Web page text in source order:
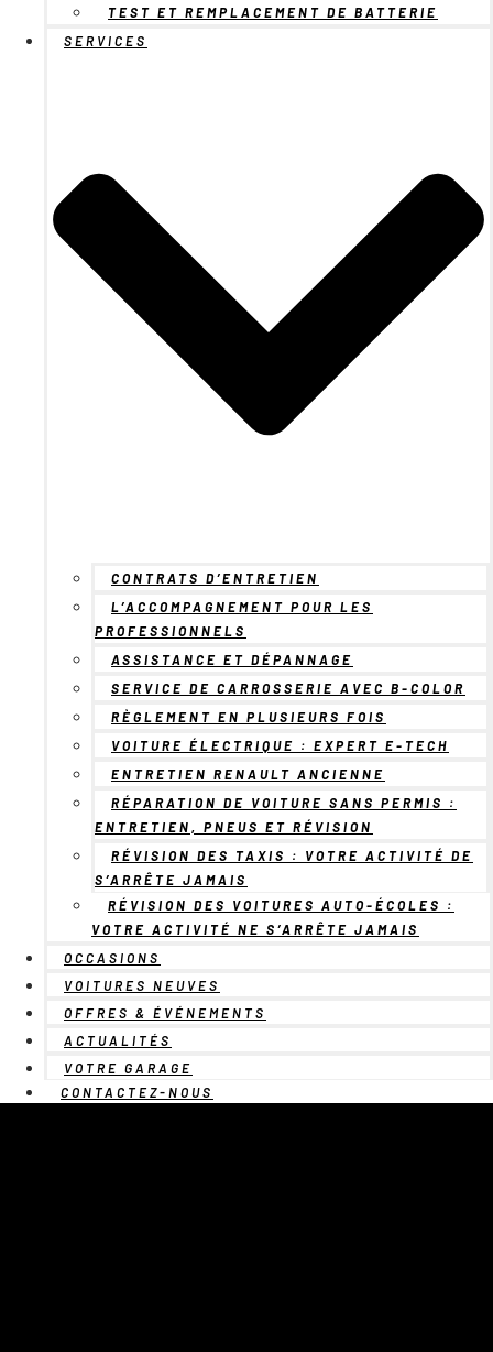
TEST ET REMPLACEMENT DE BATTERIE
SERVICES
CONTRATS D’ENTRETIEN
L’ACCOMPAGNEMENT POUR LES
PROFESSIONNELS
ASSISTANCE ET DÉPANNAGE
SERVICE DE CARROSSERIE AVEC B-COLOR
RÈGLEMENT EN PLUSIEURS FOIS
VOITURE ÉLECTRIQUE : EXPERT E-TECH
ENTRETIEN RENAULT ANCIENNE
RÉPARATION DE VOITURE SANS PERMIS :
ENTRETIEN, PNEUS ET RÉVISION
RÉVISION DES TAXIS : VOTRE ACTIVITÉ DE
S’ARRÊTE JAMAIS
RÉVISION DES VOITURES AUTO-ÉCOLES :
VOTRE ACTIVITÉ NE S’ARRÊTE JAMAIS
OCCASIONS
VOITURES NEUVES
OFFRES & ÉVÉNEMENTS
ACTUALITÉS
VOTRE GARAGE
CONTACTEZ-NOUS